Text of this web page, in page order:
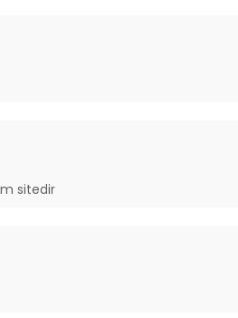
sitedir